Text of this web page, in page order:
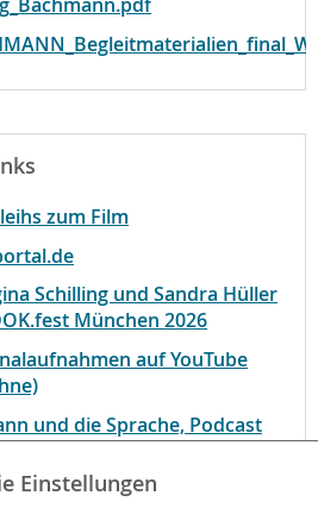
zum Film
Schilling und Sandra Hüller
München 2026
auf YouTube
und die Sprache, Podcast
Bachmann-Forums
Einstellungen